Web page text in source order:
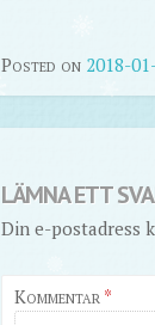
Posted on 2018-
LÄMNA ETT
Din e-postadress
Kommentar *